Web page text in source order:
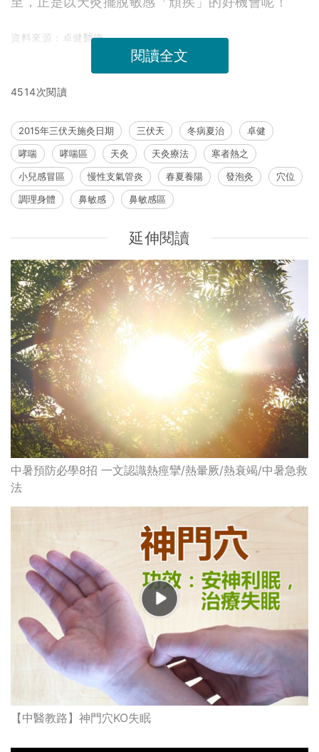
資料來源：卓健醫療
閱讀全文
4514次閱讀
2015年三伏天施灸日期 三伏天 冬病夏治
卓健
哮喘
哮喘區 天灸 天灸療法
寒者熱之
小兒感冒區
慢性支氣管炎 春夏養陽 發泡灸
穴位
調理身體
鼻敏感 鼻敏感區
延伸閱讀
中暑預防必學8招 一文認識熱痙攣/熱暈厥/熱衰竭/中暑急救
法
【中醫教路】神門穴KO失眠